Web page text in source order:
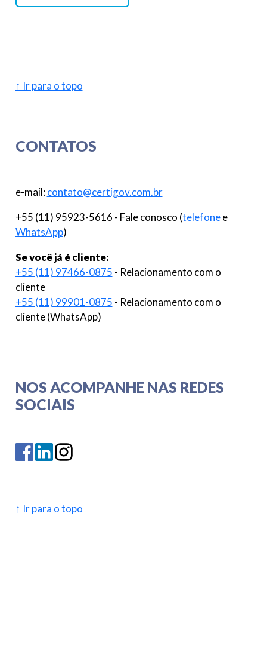
↑ Ir para o topo
CONTATOS
e-mail:contato@certigov.com.br
+55 (11) 95923-5616 - Fale conosco (telefonee
WhatsApp)
Se você já é cliente:
+55 (11) 97466-0875 - Relacionamento com o
cliente
+55 (11) 99901-0875 - Relacionamento com o
cliente (WhatsApp)
NOS ACOMPANHE NAS REDES
SOCIAIS
↑ Ir para o topo